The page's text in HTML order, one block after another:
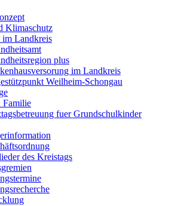
Klimaschutz
im Landkreis
plus
im Landkreis
Weilheim-Schongau
Familie
fuer Grundschulkinder
des Kreistags